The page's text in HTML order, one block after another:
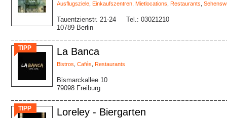
Ausflugsziele Einkaufszentren Mietlocations Restaurants
Tauentzienstr. 21-24
10789 Berlin
Tel.: 03021210
TIPP La Banca
Bistros Cafés Restaurants
Bismarckallee 10
79098 Freiburg
TIPP Loreley - Biergarten